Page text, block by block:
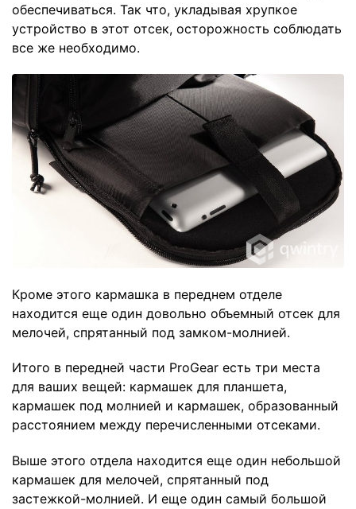
обеспечиваться. Так что, укладывая хрупкое
устройство в этот отсек, осторожность соблюдать
все же необходимо.
Кроме этого кармашка в переднем отделе
находится еще один довольно объемный отсек для
мелочей, спрятанный под замком-молнией.
Итого в передней части ProGear есть три места
для ваших вещей: кармашек для планшета,
кармашек под молнией и кармашек, образованный
расстоянием между перечисленными отсеками.
Выше этого отдела находится еще один небольшой
кармашек для мелочей, спрятанный под
застежкой-молнией. И еще один самый большой